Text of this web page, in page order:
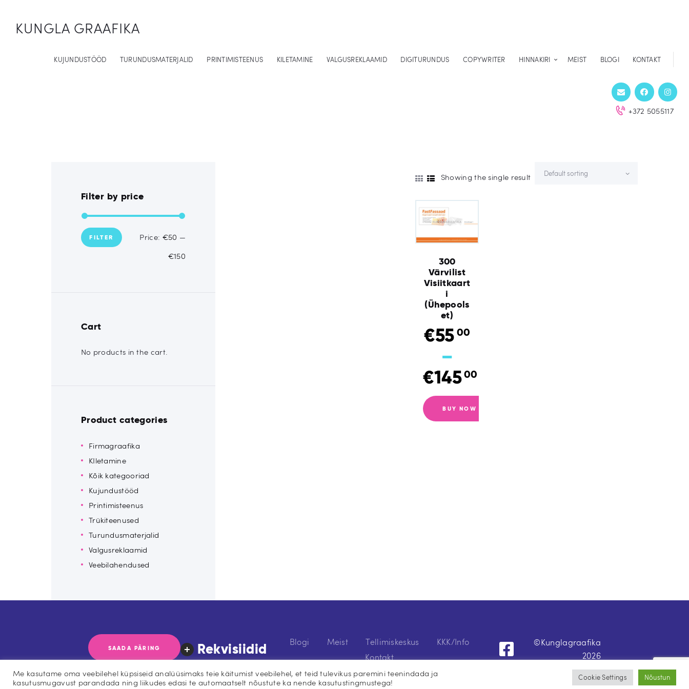
KUNGLA GRAAFIKA
KUJUNDUSTÖÖD TURUNDUSMATERJALID PRINTIMISTEENUS KILETAMINE VALGUSREKLAAMID DIGITURUNDUS COPYWRITER HINNAKIRI MEIST BLOGI KONTAKT
+372 5055117
Showing the single result
300
Värvilist
Visiitkaart
i
(Ühepools
et)
€55 00
–
€14500
BUY NOW
Filter by price
FILTER Price: €50 —
€150
Cart
No products in the cart.
Product categories
Firmagraafika
KIletamine
Kõik kategooriad
Kujundustööd
Printimisteenus
Trükiteenused
Turundusmaterjalid
Valgusreklaamid
Veebilahendused
SAADA PÄRING Rekvisiidid Blogi Meist Tellimiskeskus
KKK/Info
Kontakt
©Kunglagraafika
2026
Me kasutame oma veebilehel küpsiseid analüüsimaks teie käitumist veebilehel, et teid tulevikus paremini teenindada ja
kasutusmugavust parandada ning liikudes edasi te automaatselt nõustute ka nende kasutustingmustega!
Cookie Settings Nõustun